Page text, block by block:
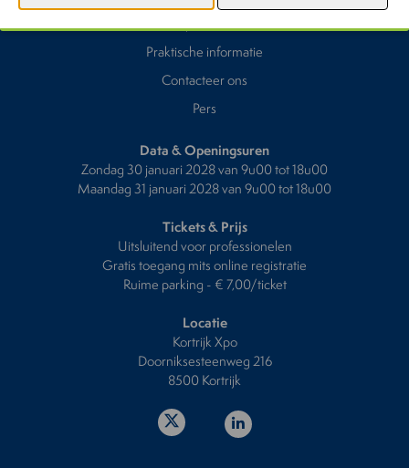
Praktische informatie
Contacteer ons
Pers
Data & Openingsuren
Zondag 30 januari 2028 van 9u00 tot 18u00
Maandag 31 januari 2028 van 9u00 tot 18u00
Tickets & Prijs
Uitsluitend voor professionelen
Gratis toegang mits online registratie
Ruime parking - € 7,00/ticket
Locatie
Kortrijk Xpo
Doorniksesteenweg 216
8500 Kortrijk